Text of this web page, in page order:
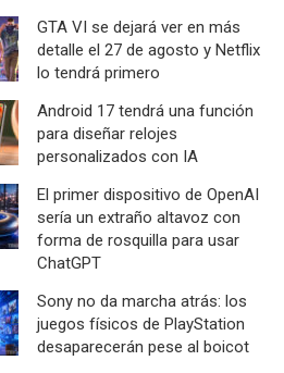
GTA VI se dejará ver en más
detalle el 27 de agosto y Netflix
lo tendrá primero
Android 17 tendrá una función
para diseñar relojes
personalizados con IA
El primer dispositivo de OpenAI
sería un extraño altavoz con
forma de rosquilla para usar
ChatGPT
Sony no da marcha atrás: los
juegos físicos de PlayStation
desaparecerán pese al boicot